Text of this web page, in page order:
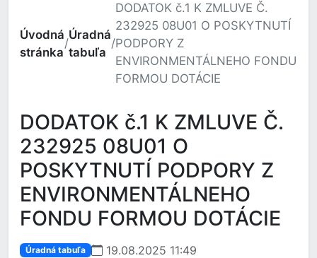
Úvodná
stránka
/
Úradná
tabuľa
/
DODATOK č.1 K ZMLUVE Č.
232925 08U01 O POSKYTNUTÍ
PODPORY Z
ENVIRONMENTÁLNEHO FONDU
FORMOU DOTÁCIE
DODATOK č.1 K ZMLUVE Č.
232925 08U01 O
POSKYTNUTÍ PODPORY Z
ENVIRONMENTÁLNEHO
FONDU FORMOU DOTÁCIE
Úradná tabuľa
19.08.2025 11:49